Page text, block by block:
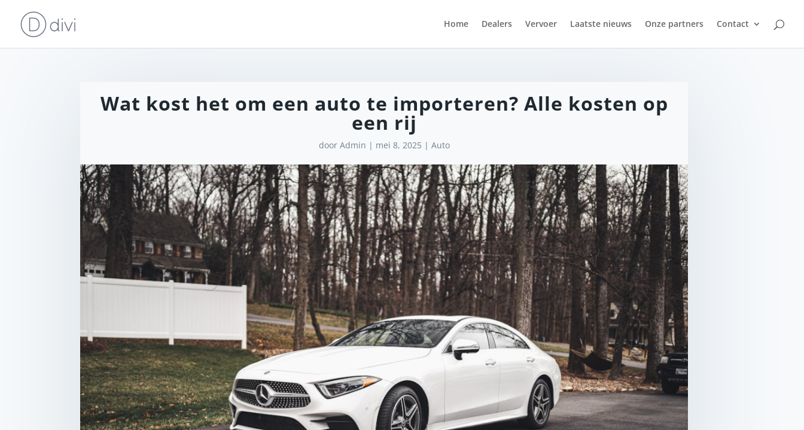
Home Dealers Vervoer Laatste nieuws Onze partners Contact
Wat kost het om een auto te importeren? Alle kosten op
een rij
door Admin | mei 8, 2025 | Auto